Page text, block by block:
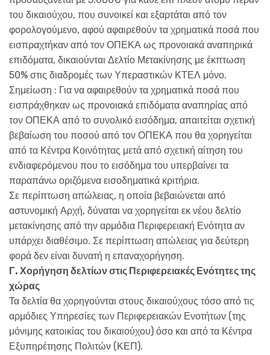
του δικαιούχου, που συνοικεί και εξαρτάται από τον
φορολογούμενο, αφού αφαιρεθούν τα χρηματικά ποσά που
εισπραχτήκαν από τον ΟΠΕΚΑ ως προνοιακά αναπηρικά
επιδόματα, δικαιούνται Δελτίο Μετακίνησης με έκπτωση
50% στις διαδρομές των Υπεραστικών ΚΤΕΛ μόνο.
Σημείωση : Για να αφαιρεθούν τα χρηματικά ποσά που
εισπράχθηκαν ως προνοιακά επιδόματα αναπηρίας από
τον ΟΠΕΚΑ από το συνολικό εισόδημα, απαιτείται σχετική
βεβαίωση του ποσού από τον ΟΠΕΚΑ που θα χορηγείται
από τα Κέντρα Κοινότητας μετά από σχετική αίτηση του
ενδιαφερόμενου που το εισόδημα του υπερβαίνει τα
παραπάνω οριζόμενα εισοδηματικά κριτήρια.
Σε περίπτωση απώλειας, η οποία βεβαιώνεται από
αστυνομική Αρχή, δύναται να χορηγείται εκ νέου δελτίο
μετακίνησης από την αρμόδια Περιφερειακή Ενότητα αν
υπάρχει διαθέσιμο. Σε περίπτωση απώλειας για δεύτερη
φορά δεν είναι δυνατή η επαναχορήγηση.
Γ. Χορήγηση δελτίων στις Περιφερειακές Ενότητες της
χώρας
Τα δελτία θα χορηγούνται στους δικαιούχους τόσο από τις
αρμόδιες Υπηρεσίες των Περιφερειακών Ενοτήτων (της
μόνιμης κατοικίας του δικαιούχου) όσο και από τα Κέντρα
Εξυπηρέτησης Πολιτών (ΚΕΠ).